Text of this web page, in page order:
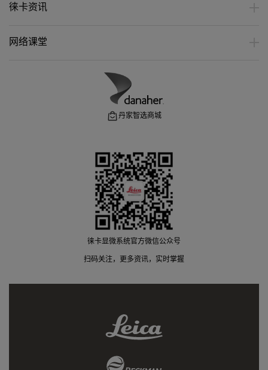
徕卡资讯
网络课堂
丹家智选商城
徕卡显微系统官方微信公众号
扫码关注，更多资讯，实时掌握
Leica
Link